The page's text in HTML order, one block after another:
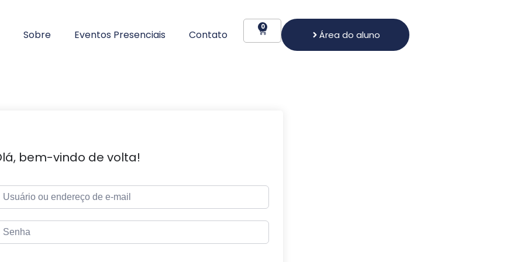
Sobre Eventos Presenciais Contato
0
Área do aluno
bem-vindo de volta!